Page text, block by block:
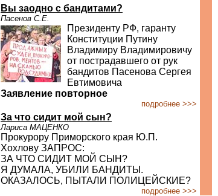
Вы заодно с бандитами?
Пасенов С.Е.
Президенту РФ, гаранту
Конституции Путину
Владимиру Владимировичу
от пострадавшего от рук
бандитов Пасенова Сергея
Евтимовича
Заявление повторное
подробнее >>>
За что сидит мой сын?
Лариса МАЦЕНКО
Прокурору Приморского края Ю.П.
Хохлову ЗАПРОС:
ЗА ЧТО СИДИТ МОЙ СЫН?
Я ДУМАЛА, УБИЛИ БАНДИТЫ.
ОКАЗАЛОСЬ, ПЫТАЛИ ПОЛИЦЕЙСКИЕ?
подробнее >>>